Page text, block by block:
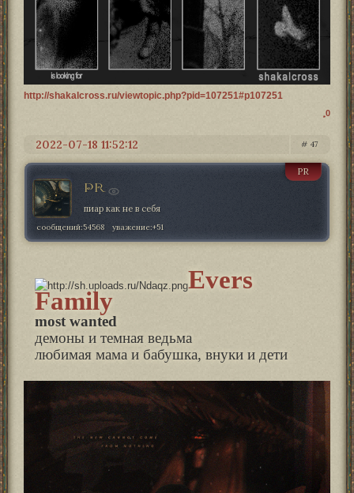
http://shakalcross.ru/viewtopic.php?pid=107251#p107251
0
47
2022-07-18 11:52:12
PR
PR
пиар как не в себя
сообщений:54568 уважение:+51
Evers
Family
most wanted
демоны и темная ведьма
любимая мама и бабушка, внуки и дети